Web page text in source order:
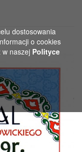
dostosowania
o cookies
w naszej Polityce